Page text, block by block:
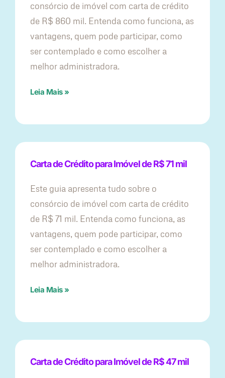
consórcio de imóvel com carta de crédito
de R$ 860 mil. Entenda como funciona, as
vantagens, quem pode participar, como
ser contemplado e como escolher a
melhor administradora.
Leia Mais »
Carta de Crédito para Imóvel de R$ 71 mil
Este guia apresenta tudo sobre o
consórcio de imóvel com carta de crédito
de R$ 71 mil. Entenda como funciona, as
vantagens, quem pode participar, como
ser contemplado e como escolher a
melhor administradora.
Leia Mais »
Carta de Crédito para Imóvel de R$ 47 mil